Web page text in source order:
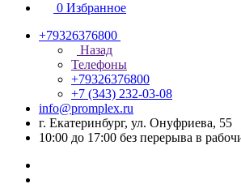
0 Избранное
+79326376800
Назад
Телефоны
+79326376800
+7 (343) 232-03-08
info@promplex.ru
г. Екатеринбург, ул. Онуфриева, 55
10:00 до 17:00 без перерыва в